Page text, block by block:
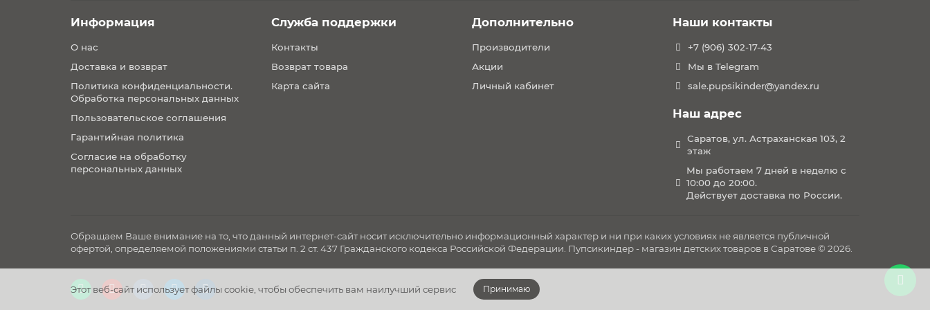
корпус из ударопрочного пластика гарантируют защиту при боковых и фронтальных столкновениях
цветные индикаторы подтвердят правильную установку кресла и фиксацию ребенка
Способы установки:
40–105 см (0-18 кг): против хода движения ISOFIX + опорная нога
76–105 см (9-18 кг): по ходу движения ISOFIX + опорная нога
Этот веб-сайт использует файлы cookie, чтобы обеспечить вам наилучший сервис Принимаю
Информация
О нас
Доставка и возврат
Политика конфиденциальности.
Обработка персональных данных
Пользовательское соглашения
Гарантийная политика
Согласие на обработку
персональных данных
Служба поддержки
Контакты
Возврат товара
Карта сайта
Дополнительно
Производители
Акции
Личный кабинет
Наши контакты
+7 (906) 302-17-43
Мы в Telegram
sale.pupsikinder@yandex.ru
Наш адрес
Саратов, ул. Астраханская 103, 2
этаж
Мы работаем 7 дней в неделю с
10:00 до 20:00.
Действует доставка по России.
Обращаем Ваше внимание на то, что данный интернет-сайт носит исключительно информационный характер и ни при каких условиях не является публичной
офертой, определяемой положениями статьи п. 2 ст. 437 Гражданского кодекса Российской Федерации. Пупсикиндер - магазин детских товаров в Саратове © 2026.